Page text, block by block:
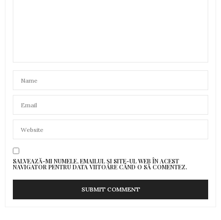
SALVEAZĂ-MI NUMELE, EMAILUL ȘI SITE-UL WEB ÎN ACEST
NAVIGATOR PENTRU DATA VIITOARE CÂND O SĂ COMENTEZ.